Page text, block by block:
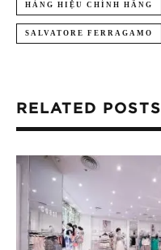
HÀNG HIỆU CHÍNH HÃNG
SALVATORE FERRAGAMO
RELATED POSTS